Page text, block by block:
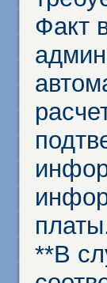
Факт
**В